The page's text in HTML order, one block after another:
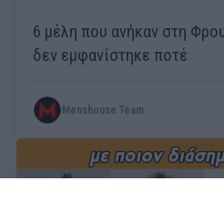
6 μέλη που ανήκαν στη
δεν εμφανίστηκε ποτέ
Menshouse Team